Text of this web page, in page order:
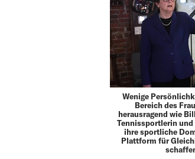
Wenige
Bereich des
herausragend wie
Tennissportlerin
ihre sportliche
Plattform für